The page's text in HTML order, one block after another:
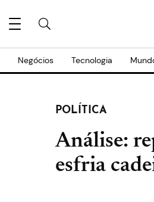
Negócios Tecnologia
POLÍTICA
Análise:
esfria